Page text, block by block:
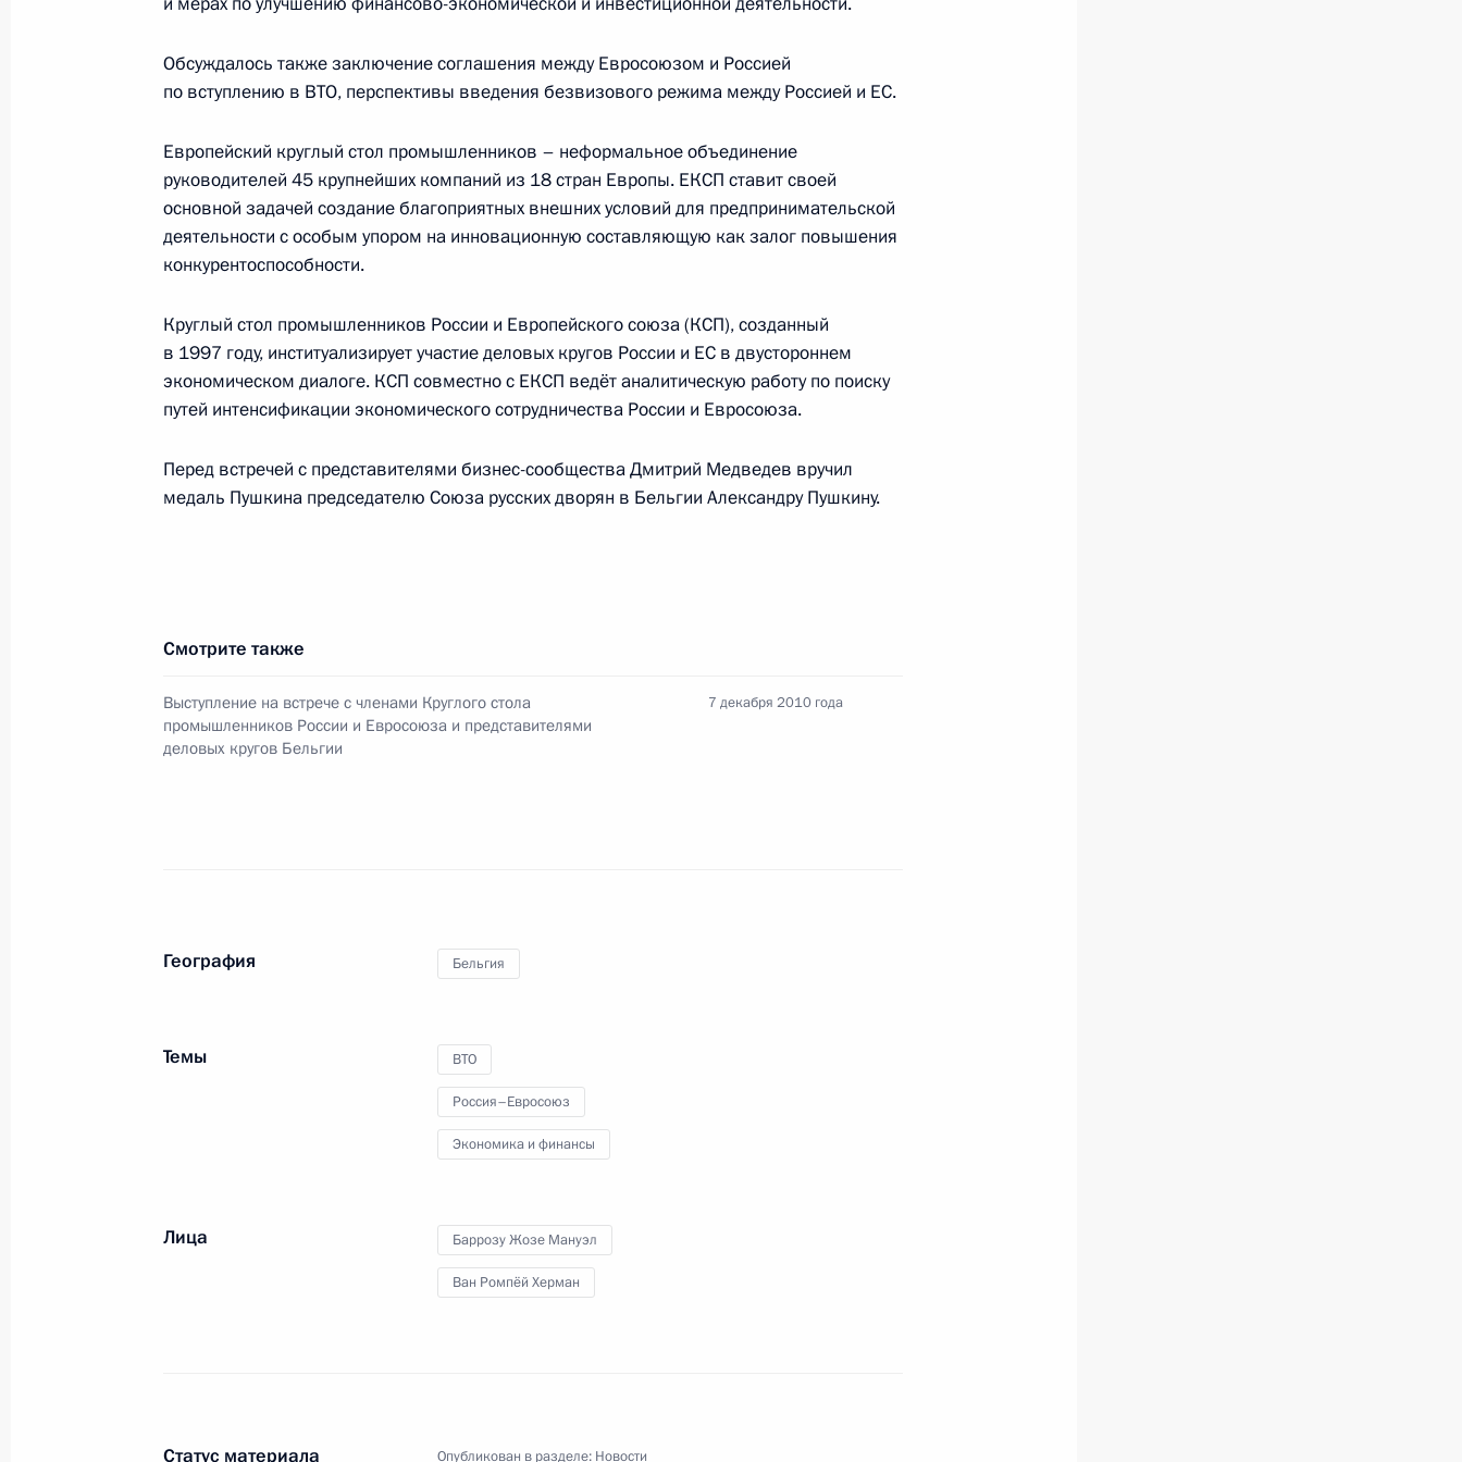
9 декабря 2010 года, 14:00
Встреча с Премьер-министром Франции
9 декабря 2010 года, 12:30 Москва, Кремль
8 декабря 2010 года, среда
Телефонный разговор с Президентом Франции
8 декабря 2010 года, 22:30
Визит в Бельгию 5
Послание Президенту Судана Омару Баширу
7 декабря 2010 года, вторник
7 декабря 2010 года, 20:50
В Брюсселе состоялся саммит Россия – Евросоюз
Поручение Генеральному прокурору в связи с видеообращением
Обсуждалось также заключение соглашения между Евросоюзом и Россией
по вступлению в ВТО, перспективы введения безвизового режима между Россией и ЕС.
Европейский круглый стол промышленников – неформальное объединение
руководителей 45 крупнейших компаний из 18 стран Европы. ЕКСП ставит своей
основной задачей создание благоприятных внешних условий для предпринимательской
деятельности с особым упором на инновационную составляющую как залог повышения
конкурентоспособности.
Круглый стол промышленников России и Европейского союза (КСП), созданный
в 1997 году, институализирует участие деловых кругов России и ЕС в двустороннем
экономическом диалоге. КСП совместно с ЕКСП ведёт аналитическую работу по поиску
путей интенсификации экономического сотрудничества России и Евросоюза.
Перед встречей с представителями бизнес-сообщества Дмитрий Медведев вручил
медаль Пушкина председателю Союза русских дворян в Бельгии Александру Пушкину.
Смотрите также
Выступление на встрече с членами Круглого стола
промышленников России и Евросоюза и представителями
деловых кругов Бельгии
7 декабря 2010 года
География Бельгия
Темы ВТО
Россия–Евросоюз
Экономика и финансы
Лица Баррозу Жозе Мануэл
Ван Ромпёй Херман
Статус материала Опубликован в разделе: Новости